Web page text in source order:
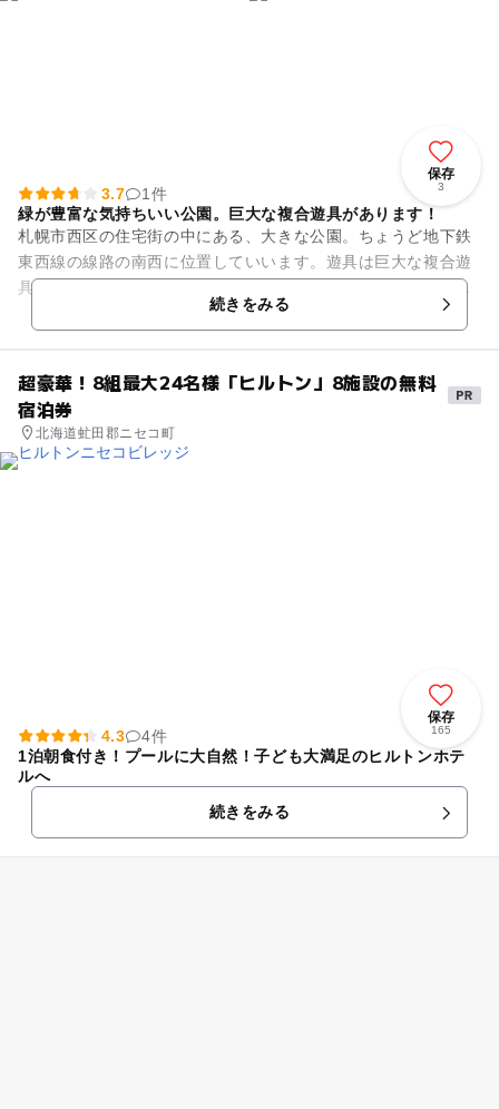
保存
3
3.7
1件
緑が豊富な気持ちいい公園。巨大な複合遊具があります！
札幌市西区の住宅街の中にある、大きな公園。ちょうど地下鉄
東西線の線路の南西に位置していいます。遊具は巨大な複合遊
具があり、子どもたちに人気です。ローラーコースターや登り
棒、ロッククライミング風の...続きをみる
超豪華！8組最大24名様「ヒルトン」8施設の無料
宿泊券
北海道虻田郡ニセコ町
保存
165
4.3
4件
1泊朝食付き！プールに大自然！子ども大満足のヒルトンホテ
ルへ
続きをみる